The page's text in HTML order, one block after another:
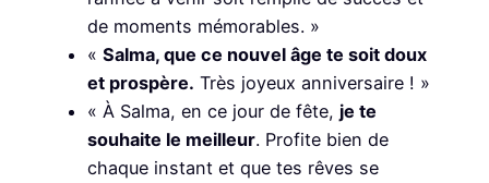
de moments mémorables. »
« Salma, que ce nouvel âge te soit doux
et prospère. Très joyeux anniversaire ! »
« À Salma, en ce jour de fête, je te
souhaite le meilleur. Profite bien de
chaque instant et que tes rêves se